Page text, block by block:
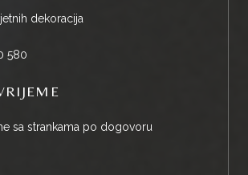
dekoracija
580
sa strankama po dogovoru